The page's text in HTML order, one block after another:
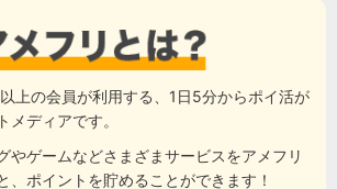
上の会員が利用する、1日5分からポイ活が
メディアです。
やゲームなどさまざまサービスをアメフリ
、ポイントを貯めることができます！